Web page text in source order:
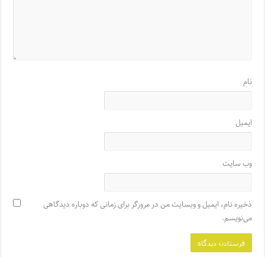
نام
ایمیل
وب‌ سایت
ذخیره نام، ایمیل و وبسایت من در مرورگر برای زمانی که دوباره دیدگاهی
می‌نویسم.